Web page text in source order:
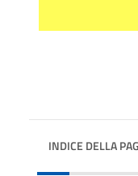
INDICE DELLA